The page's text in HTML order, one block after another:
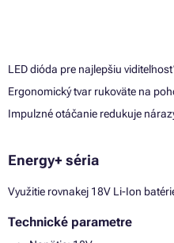
LED dióda pre najlepšiu
Ergonomický tvar rukoväte na
Impulzné otáčanie redukuje
Energy+ séria
Využitie rovnakej 18V Li-Ion
Technické parametre